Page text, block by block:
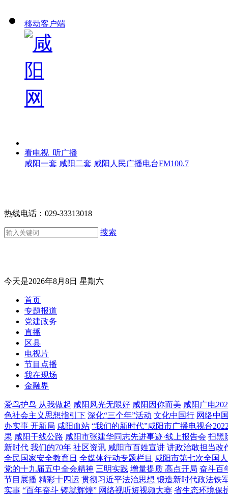
移动客户端
看电视 听广播
咸阳一套 咸阳二套 咸阳人民广播电台FM100.7
热线电话：029-33313018
搜索
今天是2026年8月8日 星期六
首页
专题报道
党建政务
直播
区县
电视片
节目点播
我在现场
金融界
爱鸟护鸟 从我做起 咸阳风光无限好 咸阳因你而美 咸阳广电
色社会主义思想指引下 深化“三个年”活动 文化中国行 网络中
办实事 开新局 咸阳血站 “我们的新时代”咸阳市广播电视台
果 咸阳干线公路 咸阳市张建华同志先进事迹·线上报告会 扫黑
新时代 我们的70年 社区资讯 咸阳市百姓宣讲 讲政治敢担当改
全民国家安全教育日 全媒体行动专题栏目 咸阳市第七次全国
党的十九届五中全会精神 三明实践 增量提质 高点开局 奋斗百
节目展播 精彩十四运 贯彻习近平法治思想 锻造新时代政法铁
实事 “百年奋斗 铸就辉煌” 网络视听短视频大赛 省生态环境保